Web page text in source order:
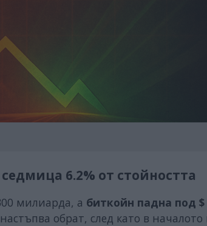
6.2% от стойността
милиарда, а биткойн падна под $
обрат, след като в началото